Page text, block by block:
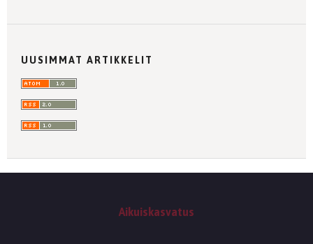
UUSIMMAT ARTIKKELIT
Aikuiskasvatus